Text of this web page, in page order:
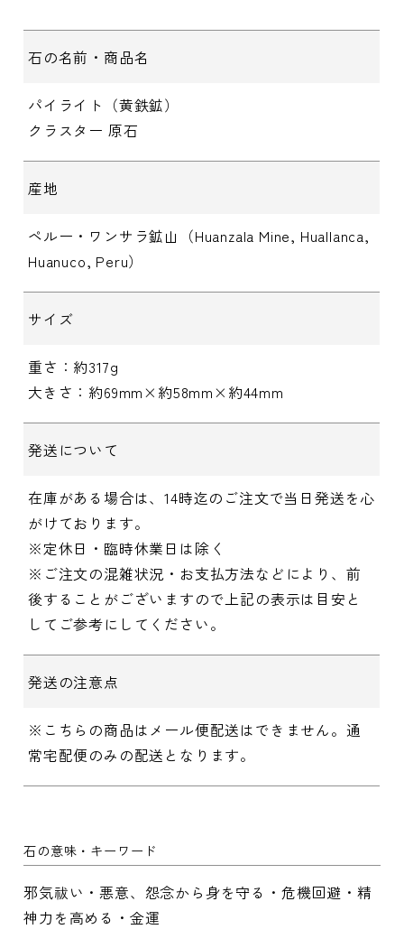
石の名前・商品名
パイライト（黄鉄鉱）
クラスター 原石
産地
ペルー・ワンサラ鉱山（Huanzala Mine, Huallanca,
Huanuco, Peru）
サイズ
重さ：約317g
大きさ：約69mm×約58mm×約44mm
発送について
在庫がある場合は、14時迄のご注文で当日発送を心
がけております。
※定休日・臨時休業日は除く
※ご注文の混雑状況・お支払方法などにより、前
後することがございますので上記の表示は目安と
してご参考にしてください。
発送の注意点
※こちらの商品はメール便配送はできません。通
常宅配便のみの配送となります。
石の意味・キーワード
邪気祓い・悪意、怨念から身を守る・危機回避・精
神力を高める・金運